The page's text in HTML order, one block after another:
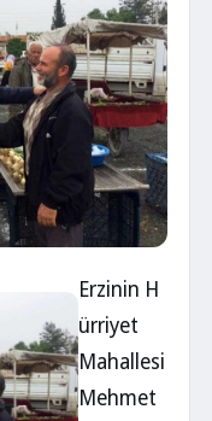
Erzinin H
ürriyet
Mahallesi
Mehmet